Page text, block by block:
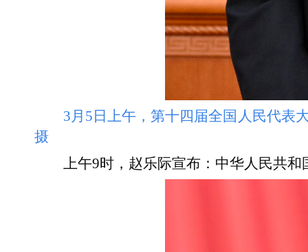
3月5日上午，第十四届全国人民代表
摄
上午9时，赵乐际宣布：中华人民共